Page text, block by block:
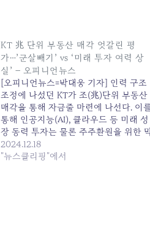
KT 兆 단위 부동산 매각 엇갈린 평
가…’군살빼기’ vs ‘미래 투자 여력 상
실’ – 오피니언뉴스
[오피니언뉴스=박대웅 기자] 인력 구조
조정에 나섰던 KT가 조(兆)단위 부동산
매각을 통해 자금줄 마련에 나선다. 이
통해 인공지능(AI), 클라우드 등 미래 성
장 동력 투자는 물론 주주환원을 위한
대한 자금을 마련한다는 계획이다. 하지
만 이를 두고 KT 노조 등은 근시안적인
2024.12.18
"뉴스클리핑"에서